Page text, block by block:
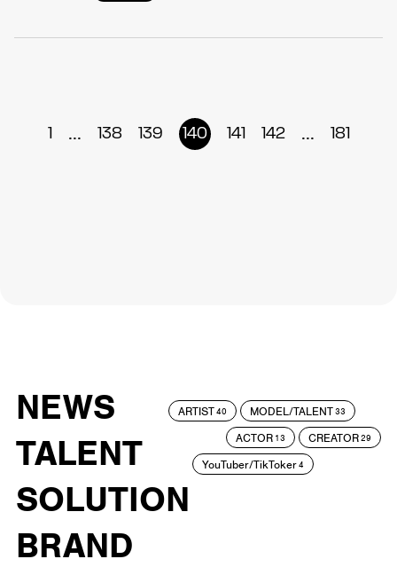
1 ... 138 139 140 141 142 ... 181
NEWS
TALENT
SOLUTION
BRAND
ARTIST40 MODEL/TALENT33
ACTOR 13 CREATOR29
YouTuber/TikToker4